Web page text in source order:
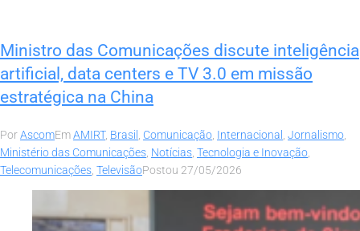
Ministro das Comunicações discute inteligência
artificial, data centers e TV 3.0 em missão
estratégica na China
PorAscomEmAMIRT, Brasil , Comunicação, Internacional , Jornalismo,
Ministério das Comunicações, Notícias, Tecnologia e Inovação,
Telecomunicações, TelevisãoPostou 27/05/2026